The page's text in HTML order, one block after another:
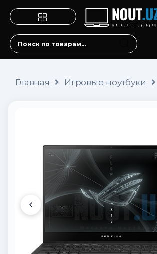
Главная Игровые ноутбуки